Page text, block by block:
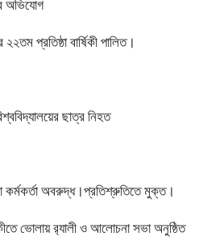
অভিযোগ
প্রতিষ্ঠা বার্ষিকী পালিত।
ছাত্র নিহত
কর্মকর্তা অবরুদ্ধ।প্রতিশ্রুতিতে মুক্ত।
ভোলায় র‌্যালী ও আলোচনা সভা অনুষ্ঠিত